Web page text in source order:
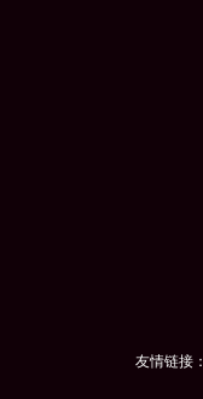
友情链接：
传奇网页游戏